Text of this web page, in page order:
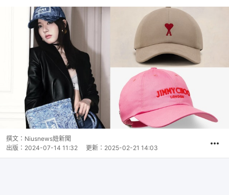
撰文： Niusnews妞新聞
出版： 2024-07-14 11:32 更新： 2025-02-21 14:03